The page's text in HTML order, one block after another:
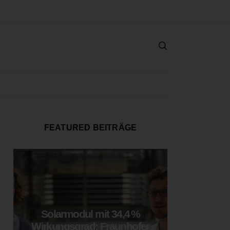
FEATURED BEITRÄGE
Solarmodul mit 34,4 %
Wirkungsgrad: Fraunhofer